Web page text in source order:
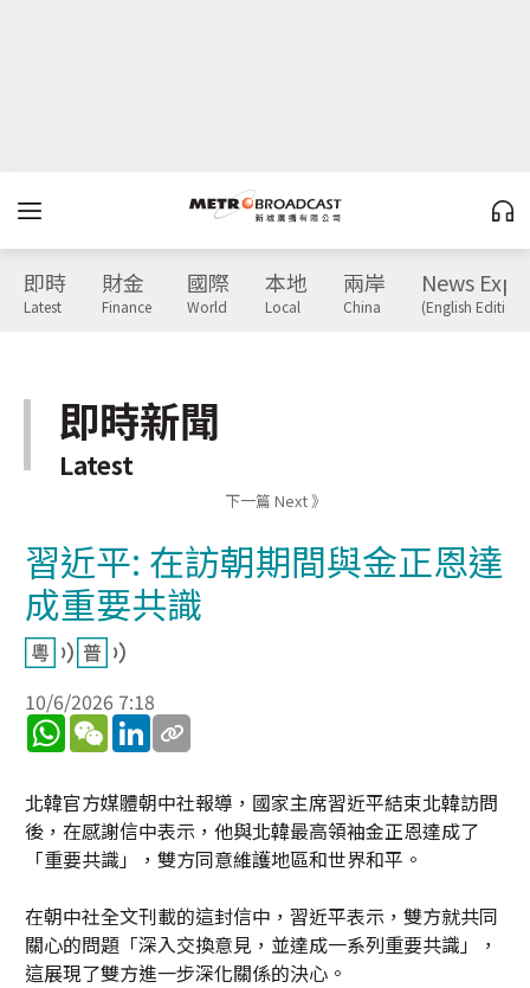
即時
Latest
財金
Finance
國際
World
本地
Local
兩岸
China
News
(English Edition)
即時新聞
Latest
下一篇 Next 》
習近平: 在訪朝期間與金正恩達
成重要共識
10/6/2026 7:18
WhatsApp
WeChatLinkedIn
北韓官方媒體朝中社報導，國家主席習近平結束北韓訪問
後，在感謝信中表示，他與北韓最高領袖金正恩達成了
「重要共識」，雙方同意維護地區和世界和平。
在朝中社全文刊載的這封信中，習近平表示，雙方就共同
關心的問題「深入交換意見，並達成一系列重要共識」，
這展現了雙方進一步深化關係的決心。